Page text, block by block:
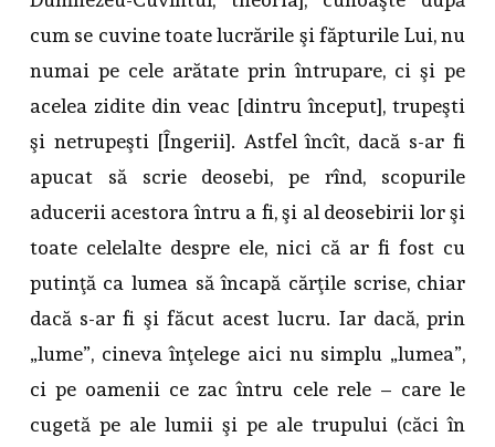
cum se cuvine toate lucrările şi făpturile Lui, nu
numai pe cele arătate prin întrupare, ci şi pe
acelea zidite din veac [dintru început], trupeşti
şi netrupeşti [Îngerii]. Astfel încît, dacă s-ar fi
apucat să scrie deosebi, pe rînd, scopurile
aducerii acestora întru a fi, şi al deosebirii lor şi
toate celelalte despre ele, nici că ar fi fost cu
putinţă ca lumea să încapă cărţile scrise, chiar
dacă s-ar fi şi făcut acest lucru. Iar dacă, prin
„lume”, cineva înţelege aici nu simplu „lumea”,
ci pe oamenii ce zac întru cele rele – care le
cugetă pe ale lumii şi pe ale trupului (căci în